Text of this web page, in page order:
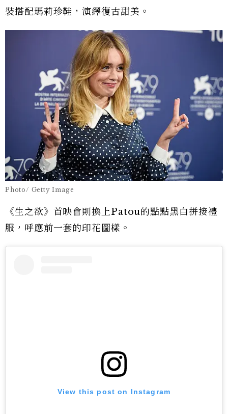
裝搭配瑪莉珍鞋，演繹復古甜美。
Photo/ Getty Image
《生之欲》首映會則換上Patou的點點黑白拼接禮
服，呼應前一套的印花圖樣。
View this post on Instagram